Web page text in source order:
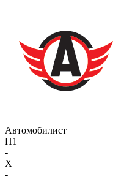
Автомобилист
П1
-
X
-